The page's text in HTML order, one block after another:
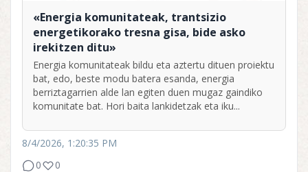
«Energia komunitateak, trantsizio
energetikorako tresna gisa, bide asko
irekitzen ditu»
Energia komunitateak bildu eta aztertu dituen proiektu
bat, edo, beste modu batera esanda, energia
berriztagarrien alde lan egiten duen mugaz gaindiko
komunitate bat. Hori baita lankidetzak eta iku...
8/4/2026, 1:20:35 PM
0
0